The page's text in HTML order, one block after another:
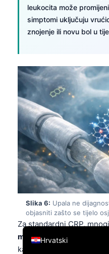
leukocita može
simptomi uključuju
znojenje ili novu bol u
Slika 6: Upala ne
objasniti zašto se tijelo
Za standardni CRP,
mg/Lkao normalno, dok
kardiovaskularne
Hrvatski
English
Deutsch
العربية
Français
עִבְרִית
Italiano
Español
Português
Ελληνικά
Türkçe
فارسی
Български